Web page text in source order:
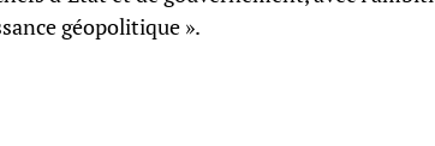
géopolitique ».